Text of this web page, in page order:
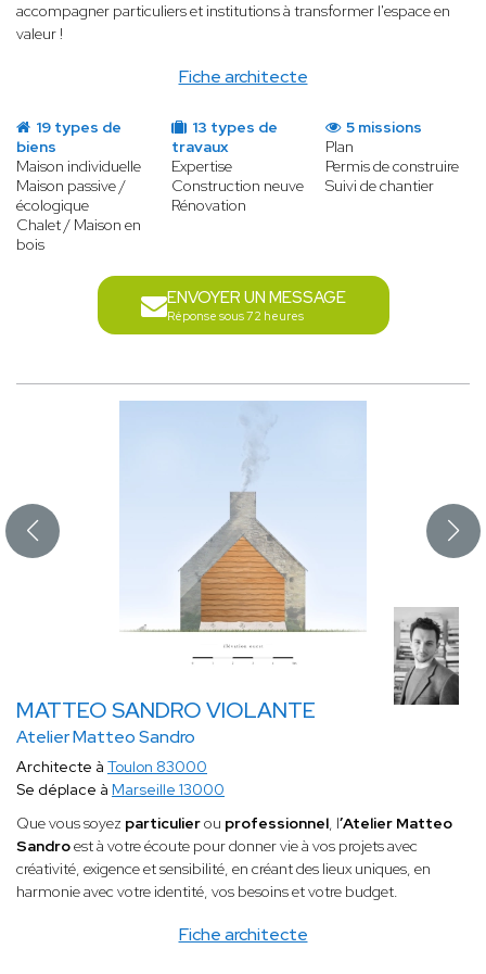
Fiche architecte
accompagner particuliers et institutions à transformer l'espace en
valeur !
19 types de
biens
Maison individuelle
Maison passive /
écologique
Chalet / Maison en
bois
13 types de
travaux
Expertise
Construction neuve
Rénovation
5 missions
Plan
Permis de construire
Suivi de chantier
ENVOYER UN MESSAGE
Réponse sous 72 heures
MATTEO SANDRO VIOLANTE
Atelier Matteo Sandro
Fiche architecte
Architecte à Toulon 83000
Se déplace à Marseille 13000
Que vous soyez particulierou professionnel, l’Atelier Matteo
Sandroest à votre écoute pour donner vie à vos projets avec
créativité, exigence et sensibilité, en créant des lieux uniques, en
harmonie avec votre identité, vos besoins et votre budget.